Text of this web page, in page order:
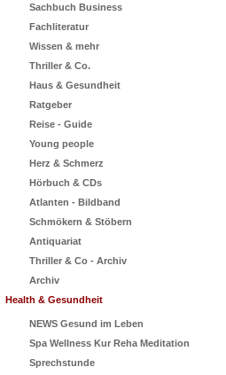
Sachbuch Business
Fachliteratur
Wissen & mehr
Thriller & Co.
Haus & Gesundheit
Ratgeber
Reise - Guide
Young people
Herz & Schmerz
Hörbuch & CDs
Atlanten - Bildband
Schmökern & Stöbern
Antiquariat
Thriller & Co - Archiv
Archiv
Health & Gesundheit
NEWS Gesund im Leben
Spa Wellness Kur Reha Meditation
Sprechstunde